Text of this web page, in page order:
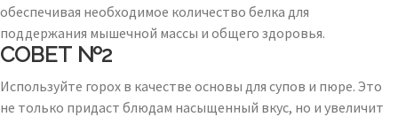
обеспечивая необходимое количество белка для
поддержания мышечной массы и общего здоровья.
СОВЕТ №2
Используйте горох в качестве основы для супов и пюре. Это
не только придаст блюдам насыщенный вкус, но и увеличит